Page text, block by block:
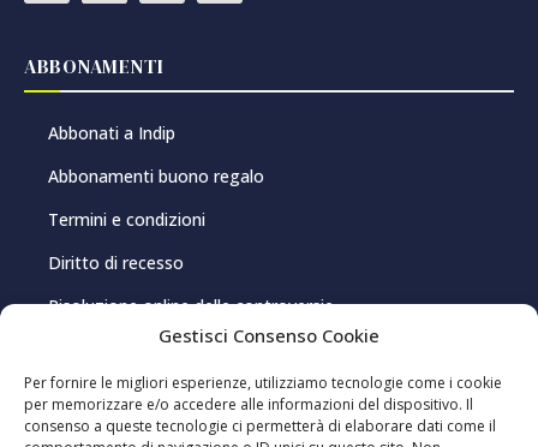
Gestisci Consenso Cookie
Per fornire le migliori esperienze, utilizziamo tecnologie come i cookie
per memorizzare e/o accedere alle informazioni del dispositivo. Il
consenso a queste tecnologie ci permetterà di elaborare dati come il
ABBONAMENTI
Abbonati a Indip
Abbonamenti buono regalo
Termini e condizioni
Diritto di recesso
Risoluzione online delle controversie
PRIVACY E COOKIE
Privacy Policy